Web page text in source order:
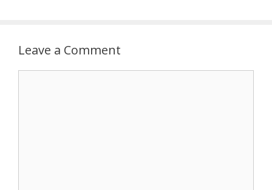
Leave a Comment